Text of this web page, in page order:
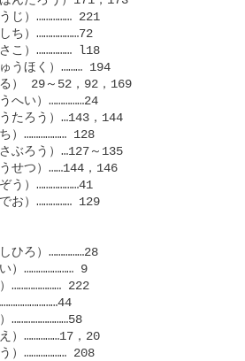
じ）…………… 221
ち）………………72
さこ）…………… l18
うほく）……… 194
） 29～52，92，169
へい）……………24
たろう）…143，144
）……………… 128
ぶろう）…127～135
せつ）……144，146
う）………………41
お）…………… 129
ひろ）……………28
）………………… 9
………………… 222
……………………58
）……………17，20
）……………… 208